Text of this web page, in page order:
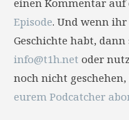
einen Kommentar auf
Episode. Und wenn
Geschichte habt,
info@t1h.net oder
noch nicht
eurem Podcatcher